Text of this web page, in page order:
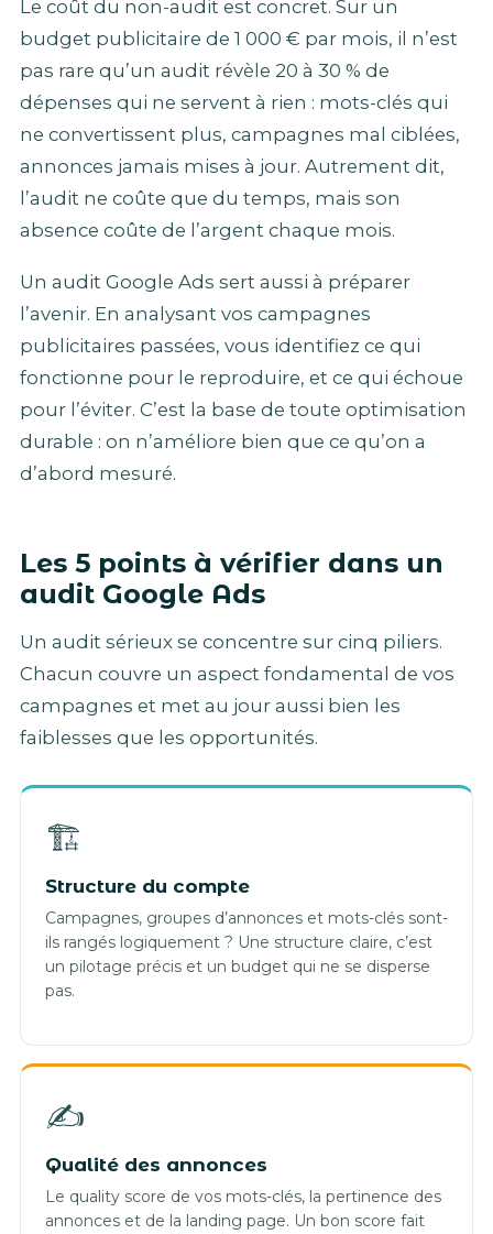
Le coût du non-audit est concret. Sur un
budget publicitaire de 1 000 € par mois, il n’est
pas rare qu’un audit révèle 20 à 30 % de
dépenses qui ne servent à rien : mots-clés qui
ne convertissent plus, campagnes mal ciblées,
annonces jamais mises à jour. Autrement dit,
l’audit ne coûte que du temps, mais son
absence coûte de l’argent chaque mois.
Un audit Google Ads sert aussi à préparer
l’avenir. En analysant vos campagnes
publicitaires passées, vous identifiez ce qui
fonctionne pour le reproduire, et ce qui échoue
pour l’éviter. C’est la base de toute optimisation
durable : on n’améliore bien que ce qu’on a
d’abord mesuré.
Les 5 points à vérifier dans un
audit Google Ads
Un audit sérieux se concentre sur cinq piliers.
Chacun couvre un aspect fondamental de vos
campagnes et met au jour aussi bien les
faiblesses que les opportunités.
🏗️
Structure du compte
Campagnes, groupes d’annonces et mots-clés sont-
ils rangés logiquement ? Une structure claire, c’est
un pilotage précis et un budget qui ne se disperse
pas.
✍️
Qualité des annonces
Le quality score de vos mots-clés, la pertinence des
annonces et de la landing page. Un bon score fait